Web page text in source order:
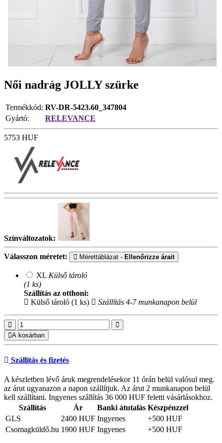
Női nadrág JOLLY szürke
Termékkód: RV-DR-5423.60_347804
Gyártó:
RELEVANCE
5753 HUF
Színváltozatok:
Válasszon méretet: Mérettáblázat - Ellenőrizze árait
XL Külső tároló
(1 ks)
Szállítás az otthoni:
Külső tároló (1 ks)
Szállítás 4-7 munkanapon belül
A kosárban
Szállítás és fizetés
A készletben lévő áruk megrendelésekor 11 órán belül valósul meg.
az árut ugyanazon a napon szállítjuk. Az árut 2 munkanapon belül
kell szállítani. Ingyenes szállítás 36 000 HUF feletti vásárlásokhoz.
Szállítás
Ár Banki átutalás Készpénzzel
GLS
2400 HUF Ingyenes
+500 HUF
Csomagküldő.hu 1900 HUF Ingyenes +500 HUF